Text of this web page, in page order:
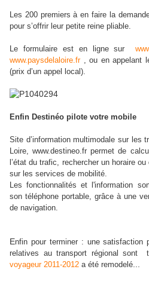
Les 200 premiers à en faire la
pour s’offrir leur petite reine pliable.
Le formulaire est en ligne sur
www.paysdelaloire.fr, ou en appelant
(prix d’un appel local).
Enfin Destinéo pilote votre mobile
Site d’information multimodale sur les
Loire, www.destineo.fr permet de
l’état du trafic, rechercher un horaire
sur les services de mobilité.
Les fonctionnalités et l'information
son téléphone portable, grâce à une
de navigation.
Enfin pour terminer : une satisfaction
relatives au transport régional sont
voyageur 2011-2012 a été remodelé